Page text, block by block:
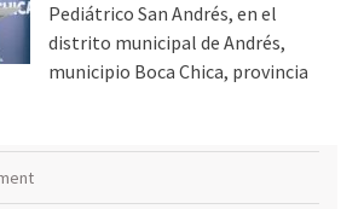
Pediátrico San Andrés, en el
distrito municipal de Andrés,
municipio Boca Chica, provincia